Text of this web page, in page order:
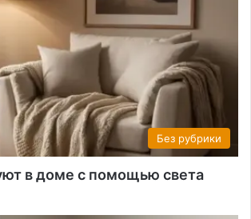
Без рубрики
в доме с помощью света